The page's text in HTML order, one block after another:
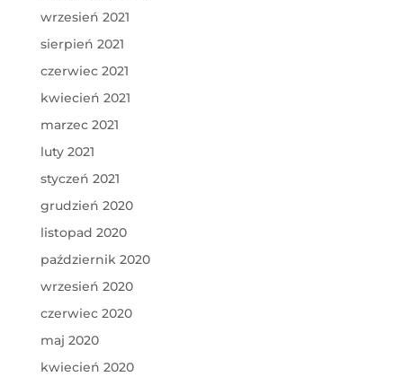
wrzesień 2021
sierpień 2021
czerwiec 2021
kwiecień 2021
marzec 2021
luty 2021
styczeń 2021
grudzień 2020
listopad 2020
październik 2020
wrzesień 2020
czerwiec 2020
maj 2020
kwiecień 2020